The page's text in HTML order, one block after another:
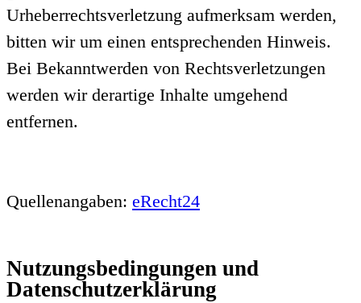
Urheberrechtsverletzung aufmerksam werden,
bitten wir um einen entsprechenden Hinweis.
Bei Bekanntwerden von Rechtsverletzungen
werden wir derartige Inhalte umgehend
entfernen.
Quellenangaben: eRecht24
Nutzungsbedingungen und
Datenschutzerklärung